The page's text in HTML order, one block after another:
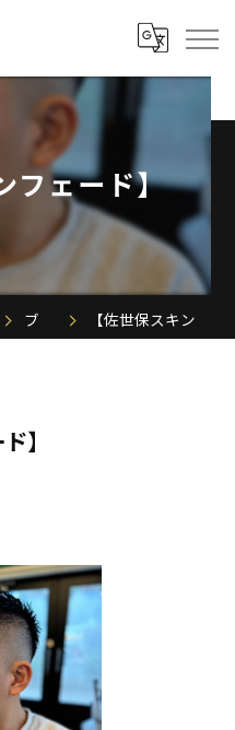
フェード】
ブログ 【佐世保スキンフェード】
】